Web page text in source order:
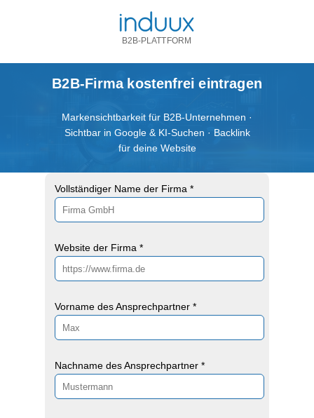
B2B-Firma kostenfrei eintragen
B2B-PLATTFORM
Vollständiger Name der Firma *
Website der Firma *
Vorname des Ansprechpartner *
Nachname des Ansprechpartner *
Markensichtbarkeit für B2B-Unternehmen ·
Sichtbar in Google & KI-Suchen · Backlink
für deine Website